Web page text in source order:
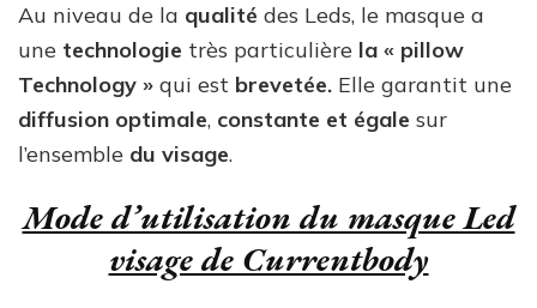
Au niveau de la qualité des Leds, le masque a
une technologie très particulière la « pillow
Technology » qui est brevetée. Elle garantit une
diffusion optimale, constante et égale sur
l’ensemble du visage.
Mode d’utilisation du masque Led
visage de Currentbody